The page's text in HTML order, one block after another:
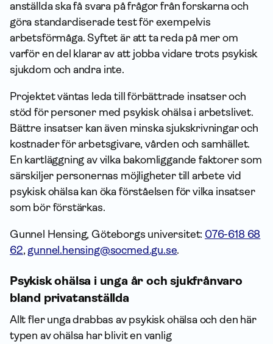
anställda ska få svara på frågor från forskarna och
göra standardiserade test för exempelvis
arbetsförmåga. Syftet är att ta reda på mer om
varför en del klarar av att jobba vidare trots psykisk
sjukdom och andra inte.
Projektet väntas leda till förbättrade insatser och
stöd för personer med psykisk ohälsa i arbetslivet.
Bättre insatser kan även minska sjukskrivningar och
kostnader för arbetsgivare, vården och samhället.
En kartläggning av vilka bakomliggande faktorer som
särskiljer personernas möjligheter till arbete vid
psykisk ohälsa kan öka förståelsen för vilka insatser
som bör förstärkas.
Gunnel Hensing, Göteborgs universitet: 076-618 68
62, gunnel.hensing@socmed.gu.se.
Psykisk ohälsa i unga år och sjukfrånvaro
bland privatanställda
Allt fler unga drabbas av psykisk ohälsa och den här
typen av ohälsa har blivit en vanlig